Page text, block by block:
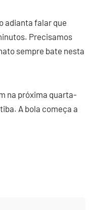
adianta falar que
Precisamos
sempre bate nesta
na próxima quarta-
A bola começa a